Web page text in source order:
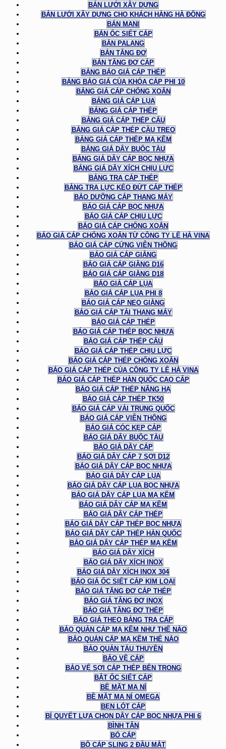
BÁN LƯỚI XÂY DỰNG
BÁN LƯỚI XÂY DỰNG CHO KHÁCH HÀNG HÀ ĐÔNG
BÁN MANI
BÁN ỐC SIẾT CÁP
BÁN PALANG
BÁN TĂNG ĐƠ
BÁN TĂNG ĐƠ CÁP
BẢNG BÁO GIÁ CÁP THÉP
BẢNG BÁO GIÁ CỦA KHÓA CÁP PHI 10
BẢNG GIÁ CÁP CHỐNG XOẮN
BẢNG GIÁ CÁP LỤA
BẢNG GIÁ CÁP THÉP
BẢNG GIÁ CÁP THÉP CẨU
BẢNG GIÁ CÁP THÉP CẦU TREO
BẢNG GIÁ CÁP THÉP MẠ KẼM
BẢNG GIÁ DÂY BUỘC TÀU
BẢNG GIÁ DÂY CÁP BỌC NHỰA
BẢNG GIÁ DÂY XÍCH CHỊU LỰC
BẢNG TRA CÁP THÉP
BẢNG TRA LỰC KÉO ĐỨT CÁP THÉP
BẢO DƯỠNG CÁP THANG MÁY
BÁO GIÁ CÁP BỌC NHỰA
BÁO GIÁ CÁP CHỊU LỰC
BÁO GIÁ CÁP CHỐNG XOẮN
BÁO GIÁ CÁP CHỐNG XOẮN TỪ CÔNG TY LÊ HÀ VINA
BÁO GIÁ CÁP CỨNG VIỄN THÔNG
BÁO GIÁ CÁP GIẰNG
BÁO GIÁ CÁP GIẰNG D16
BÁO GIÁ CÁP GIẰNG D18
BÁO GIÁ CÁP LỤA
BÁO GIÁ CÁP LỤA PHI 8
BÁO GIÁ CÁP NEO GIẰNG
BÁO GIÁ CÁP TẢI THANG MÁY
BÁO GIÁ CÁP THÉP
BÁO GIÁ CÁP THÉP BỌC NHỰA
BÁO GIÁ CÁP THÉP CẨU
BÁO GIÁ CÁP THÉP CHỊU LỰC
BÁO GIÁ CÁP THÉP CHỐNG XOẮN
BÁO GIÁ CÁP THÉP CỦA CÔNG TY LÊ HÀ VINA
BÁO GIÁ CÁP THÉP HÀN QUỐC CAO CẤP
BÁO GIÁ CÁP THÉP NÂNG HẠ
BÁO GIÁ CÁP THÉP TK50
BÁO GIÁ CÁP VẢI TRUNG QUỐC
BÁO GIÁ CÁP VIỄN THÔNG
BÁO GIÁ CÓC KẸP CÁP
BÁO GIÁ DÂY BUỘC TÀU
BÁO GIÁ DÂY CÁP
BÁO GIÁ DÂY CÁP 7 SỢI D12
BÁO GIÁ DÂY CÁP BỌC NHỰA
BÁO GIÁ DÂY CÁP LỤA
BÁO GIÁ DÂY CÁP LỤA BỌC NHỰA
BÁO GIÁ DÂY CÁP LỤA MẠ KẼM
BÁO GIÁ DÂY CÁP MẠ KẼM
BÁO GIÁ DÂY CÁP THÉP
BÁO GIÁ DÂY CÁP THÉP BỌC NHỰA
BÁO GIÁ DÂY CÁP THÉP HÀN QUỐC
BÁO GIÁ DÂY CÁP THÉP MẠ KẼM
BÁO GIÁ DÂY XÍCH
BÁO GIÁ DÂY XÍCH INOX
BÁO GIÁ DÂY XÍCH INOX 304
BÁO GIÁ ỐC SIẾT CÁP KIM LOẠI
BÁO GIÁ TĂNG ĐƠ CÁP THÉP
BÁO GIÁ TĂNG ĐƠ INOX
BÁO GIÁ TĂNG ĐƠ THÉP
BÁO GIÁ THEO BẢNG TRA CÁP
BẢO QUẢN CÁP MẠ KẼM NHƯ THẾ NÀO
BẢO QUẢN CÁP MẠ KẼM THẾ NÀO
BẢO QUẢN TÀU THUYỀN
BẢO VỆ CÁP
BẢO VỆ SỢI CÁP THÉP BÊN TRONG
BẮT ỐC SIẾT CÁP
BỀ MẶT MA NÍ
BỀ MẶT MA NÍ OMEGA
BẸN LÓT CÁP
BÍ QUYẾT LỰA CHỌN DÂY CÁP BỌC NHỰA PHI 6
BÌNH TÂN
BÓ CÁP
BỘ CÁP SLING 2 ĐẦU MẮT